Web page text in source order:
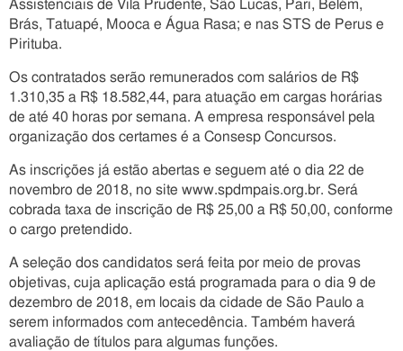
Assistenciais de Vila Prudente, São Lucas, Pari, Belém,
Brás, Tatuapé, Mooca e Água Rasa; e nas STS de Perus e
Pirituba.
Os contratados serão remunerados com salários de R$
1.310,35 a R$ 18.582,44, para atuação em cargas horárias
de até 40 horas por semana. A empresa responsável pela
organização dos certames é a Consesp Concursos.
As inscrições já estão abertas e seguem até o dia 22 de
novembro de 2018, no site www.spdmpais.org.br. Será
cobrada taxa de inscrição de R$ 25,00 a R$ 50,00, conforme
o cargo pretendido.
A seleção dos candidatos será feita por meio de provas
objetivas, cuja aplicação está programada para o dia 9 de
dezembro de 2018, em locais da cidade de São Paulo a
serem informados com antecedência. Também haverá
avaliação de títulos para algumas funções.